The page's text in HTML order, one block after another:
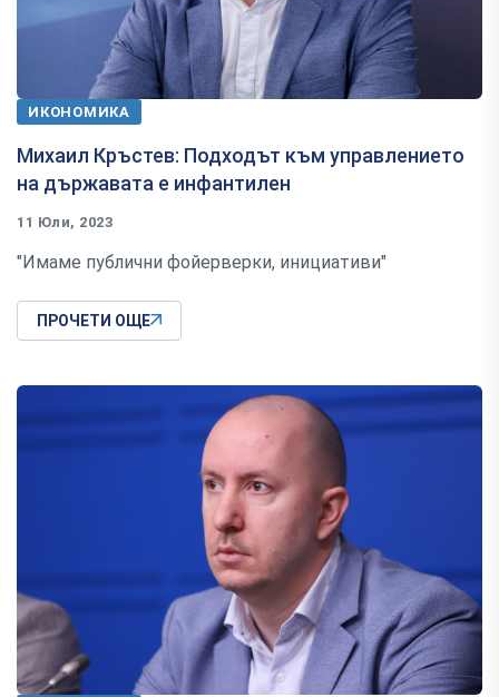
ИКОНОМИКА
Михаил Кръстев: Подходът към управлението
на държавата е инфантилен
11 Юли, 2023
"Имаме публични фойерверки, инициативи"
ПРОЧЕТИ ОЩЕ